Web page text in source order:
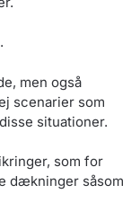
.
men også
scenarier som
situationer.
som for
dækninger såsom